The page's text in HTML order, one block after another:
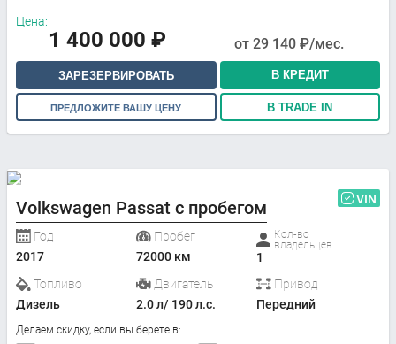
Цена:
1 400 000 ₽ от 29 140 ₽/мес.
ЗАРЕЗЕРВИРОВАТЬ В КРЕДИТ
ПРЕДЛОЖИТЕ ВАШУ ЦЕНУ В TRADE IN
Volkswagen Passat с пробегом VIN
Год
2017
Пробег
72000 км
Кол-во
владельцев
1
Топливо
Дизель
Двигатель
2.0 л/ 190 л.с.
Привод
Передний
Делаем скидку, если вы берете в: